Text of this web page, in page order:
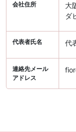
会社住所
大
ダ
代表者氏名 代
連絡先メール
アドレス